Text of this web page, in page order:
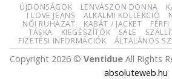
ÚJDONSÁGOK LENVÁSZON DONNA
I LOVE JEANS
ALKALMI KOLLEKCIÓ
NŐI RUHÁZAT
KABÁT / JACKET
TÁSKA
KIEGÉSZÍTŐK SALE
FIZETÉSI INFORMÁCIÓK
ÁLTALÁNOS
Copyright 2026 © Ventidue All Rights
absoluteweb.hu